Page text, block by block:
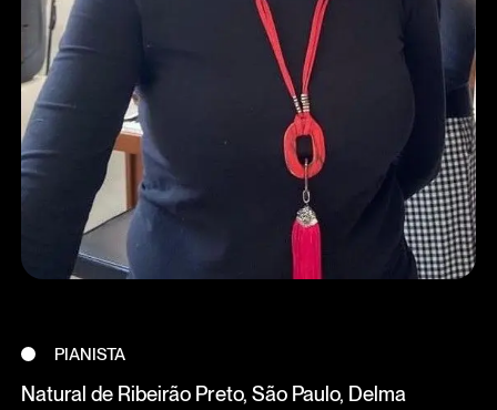
PIANISTA
Natural de Ribeirão Preto, São Paulo, Delma